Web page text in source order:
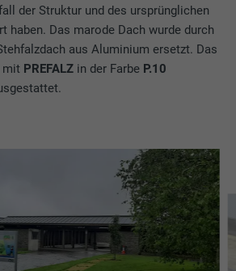
der Struktur und des ursprünglichen
haben. Das marode Dach wurde durch
aus Aluminium ersetzt. Das
mit PREFALZ in der Farbe P.10